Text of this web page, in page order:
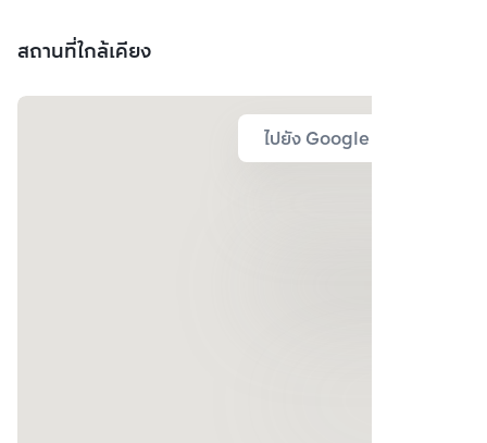
สถานที่ใกล้เคียง
ไปยัง Google Map